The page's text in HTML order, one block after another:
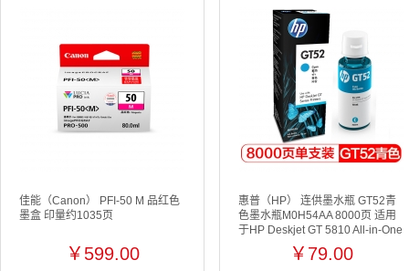
佳能（Canon） PFI-50 M 品红色
墨盒 印量约1035页
￥599.00
惠普（HP） 连供墨水瓶 GT52青
色墨水瓶M0H54AA 8000页 适用
于HP Deskjet GT 5810 All-in-One
HP Deskjet GT 5820 All-in-One
￥79.00